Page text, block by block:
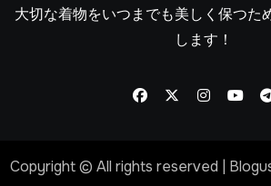
大切な着物をいつまでも美しく保つた
します！
Copyright © All rights reserved |